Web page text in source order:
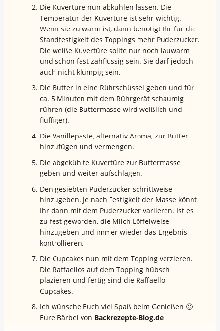
Die Kuvertüre nun abkühlen lassen. Die
Temperatur der Kuvertüre ist sehr wichtig.
Wenn sie zu warm ist, dann benötigt Ihr für die
Standfestigkeit des Toppings mehr Puderzucker.
Die weiße Kuvertüre sollte nur noch lauwarm
und schon fast zähflüssig sein. Sie darf jedoch
auch nicht klumpig sein.
Die Butter in eine Rührschüssel geben und für
ca. 5 Minuten mit dem Rührgerät schaumig
rühren (die Buttermasse wird weißlich und
fluffiger).
Die Vanillepaste, alternativ Aroma, zur Butter
hinzufügen und vermengen.
Die abgekühlte Kuvertüre zur Buttermasse
geben und weiter aufschlagen.
Den gesiebten Puderzucker schrittweise
hinzugeben. Je nach Festigkeit der Masse könnt
Ihr dann mit dem Puderzucker variieren. Ist es
zu fest geworden, die Milch Löffelweise
hinzugeben und immer wieder das Ergebnis
kontrollieren.
Die Cupcakes nun mit dem Topping verzieren.
Die Raffaellos auf dem Topping hübsch
plazieren und fertig sind die Raffaello-
Cupcakes.
Ich wünsche Euch viel Spaß beim Genießen 🙂
Eure Bärbel von Backrezepte-Blog.de